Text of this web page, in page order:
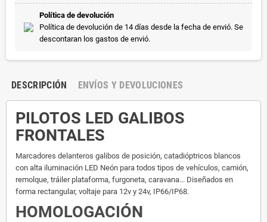
Política de devolución
Política de devolución de 14 días desde la fecha de envió. Se
descontaran los gastos de envió.
DESCRIPCIÓN ENVÍOS Y DEVOLUCIONES
PILOTOS LED GALIBOS
FRONTALES
Marcadores delanteros galibos de posición, catadióptricos blancos
con alta iluminación LED Neón para todos tipos de vehículos, camión,
remolque, tráiler plataforma, furgoneta, caravana... Diseñados en
forma rectangular, voltaje para 12v y 24v, IP66/IP68.
HOMOLOGACIÓN